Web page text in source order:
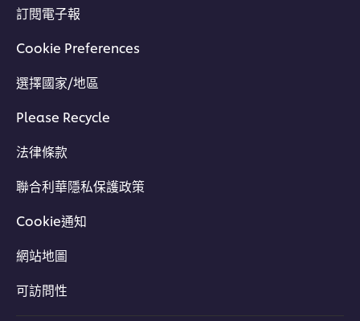
訂閱電子報
Cookie Preferences
選擇國家/地區
Please Recycle
法律條款
聯合利華隱私保護政策
Cookie通知
網站地圖
可訪問性